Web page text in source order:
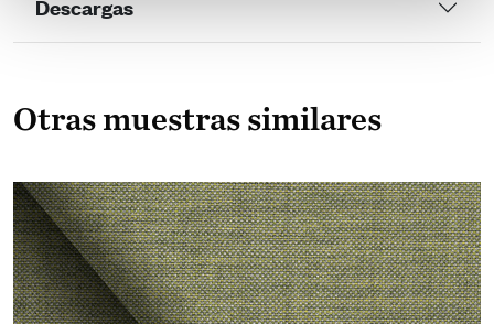
Descargas
Otras muestras similares